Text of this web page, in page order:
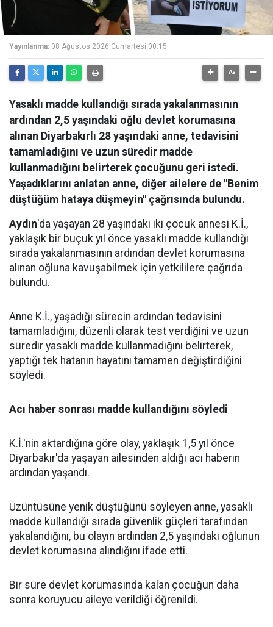
Yayınlanma: 08 Ağustos 2026 Cumartesi 00:15
Yasaklı madde kullandığı sırada yakalanmasının
ardından 2,5 yaşındaki oğlu devlet korumasına
alınan Diyarbakırlı 28 yaşındaki anne, tedavisini
tamamladığını ve uzun süredir madde
kullanmadığını belirterek çocuğunu geri istedi.
Yaşadıklarını anlatan anne, diğer ailelere de "Benim
düştüğüm hataya düşmeyin" çağrısında bulundu.
Aydın'da yaşayan 28 yaşındaki iki çocuk annesi K.İ.,
yaklaşık bir buçuk yıl önce yasaklı madde kullandığı
sırada yakalanmasının ardından devlet korumasına
alınan oğluna kavuşabilmek için yetkililere çağrıda
bulundu.
Anne K.İ., yaşadığı sürecin ardından tedavisini
tamamladığını, düzenli olarak test verdiğini ve uzun
süredir yasaklı madde kullanmadığını belirterek,
yaptığı tek hatanın hayatını tamamen değiştirdiğini
söyledi.
Acı haber sonrası madde kullandığını söyledi
K.İ.'nin aktardığına göre olay, yaklaşık 1,5 yıl önce
Diyarbakır'da yaşayan ailesinden aldığı acı haberin
ardından yaşandı.
Üzüntüsüne yenik düştüğünü söyleyen anne, yasaklı
madde kullandığı sırada güvenlik güçleri tarafından
yakalandığını, bu olayın ardından 2,5 yaşındaki oğlunun
devlet korumasına alındığını ifade etti.
Bir süre devlet korumasında kalan çocuğun daha
sonra koruyucu aileye verildiği öğrenildi.